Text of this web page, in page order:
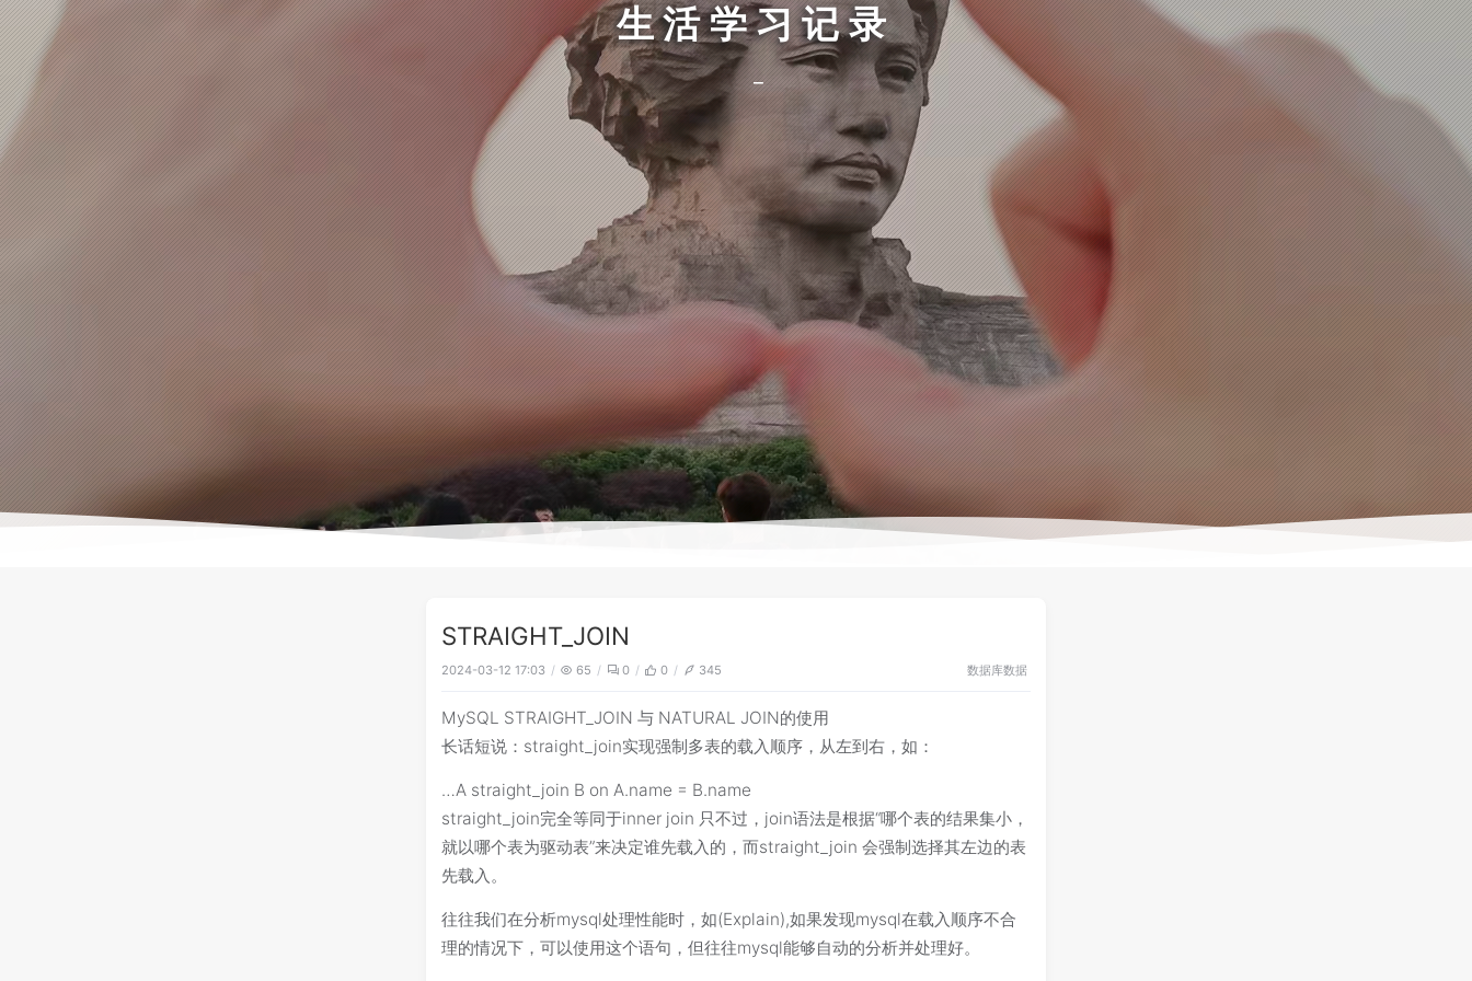
生活学习记录
STRAIGHT_JOIN
2024-03-12 17:03 65 0 0 345 数据库数据
MySQL STRAIGHT_JOIN 与 NATURAL JOIN的使用
长话短说：straight_join实现强制多表的载入顺序，从左到右，如：
…A straight_join B on A.name = B.name
straight_join完全等同于inner join 只不过，join语法是根据“哪个表的结果集小，
就以哪个表为驱动表”来决定谁先载入的，而straight_join 会强制选择其左边的表
先载入。
往往我们在分析mysql处理性能时，如(Explain),如果发现mysql在载入顺序不合
理的情况下，可以使用这个语句，但往往mysql能够自动的分析并处理好。